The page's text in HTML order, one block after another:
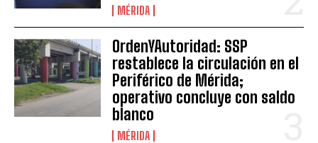
MÉRIDA
OrdenYAutoridad: SSP
restablece la circulación en el
Periférico de Mérida;
operativo concluye con saldo
blanco
MÉRIDA